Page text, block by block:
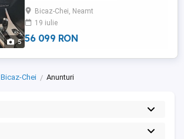
5
chei jud neamt prețul este de 10700 euro
ușor negociabil, mai multe detalii la nr de
tel
Bicaz-Chei, Neamt
19 iulie
56 099 RON
Bicaz-Chei Anunturi